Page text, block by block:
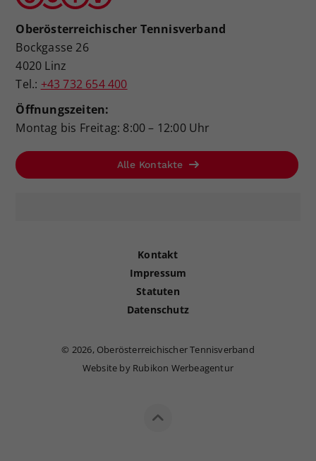
Oberösterreichischer Tennisverband
Bockgasse 26
4020 Linz
Tel.: +43 732 654 400
Öffnungszeiten:
Montag bis Freitag: 8:00 – 12:00 Uhr
Alle Kontakte
Kontakt
Impressum
Statuten
Datenschutz
© 2026, Oberösterreichischer Tennisverband
Website by Rubikon Werbeagentur